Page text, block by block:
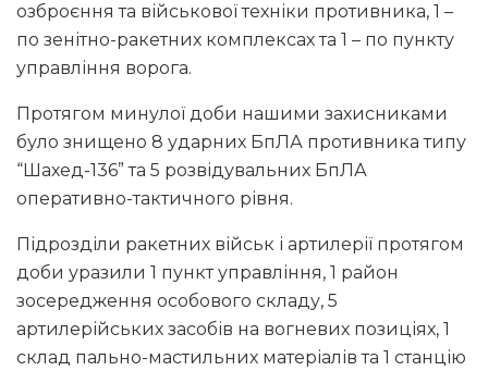
озброєння та військової техніки противника, 1 –
по зенітно-ракетних комплексах та 1 – по пункту
управління ворога.
Протягом минулої доби нашими захисниками
було знищено 8 ударних БпЛА противника типу
“Шахед-136” та 5 розвідувальних БпЛА
оперативно-тактичного рівня.
Підрозділи ракетних військ і артилерії протягом
доби уразили 1 пункт управління, 1 район
зосередження особового складу, 5
артилерійських засобів на вогневих позиціях, 1
склад пально-мастильних матеріалів та 1 станцію